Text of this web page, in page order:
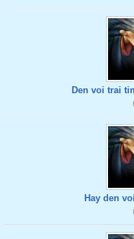
Den voi trai
Hay den